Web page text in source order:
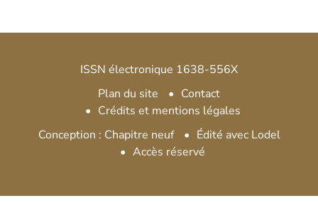
ISSN électronique 1638-556X
Plan du site
Contact
Crédits et mentions légales
Conception : Chapitre neuf
Édité avec Lodel
Accès réservé